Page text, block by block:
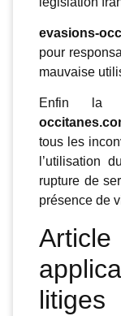
evasions-
pour
mauvaise
Enfin la
tous les
l’utilisation
rupture de
présence de
litiges